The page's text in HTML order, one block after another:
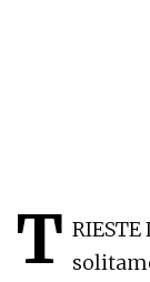
T